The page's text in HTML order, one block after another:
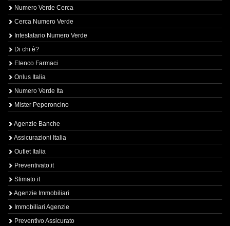
Numero Verde Cerca
Cerca Numero Verde
Intestatario Numero Verde
Di chi è?
Elenco Farmaci
Onlus Italia
Numero Verde Ita
Mister Peperoncino
Agenzie Banche
Assicurazioni Italia
Outlet Italia
Preventivato.it
Stimato.it
Agenzie Immobiliari
Immobiliari Agenzie
Preventivo Assicurato